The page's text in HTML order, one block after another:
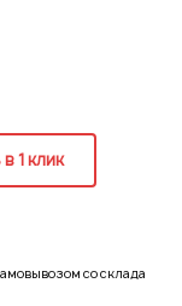
1 клик
со склада